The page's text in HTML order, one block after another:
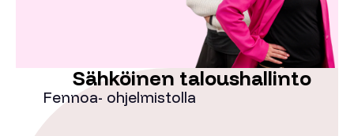
Sähköinen taloushallinto
Fennoa- ohjelmistolla